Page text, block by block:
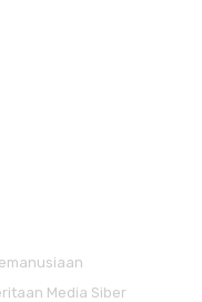
Media Siber